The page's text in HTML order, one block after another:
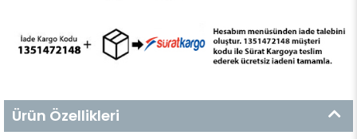
Ürün Özellikleri